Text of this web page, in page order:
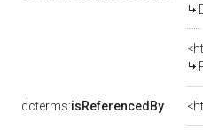
dcterms:isReferencedBy